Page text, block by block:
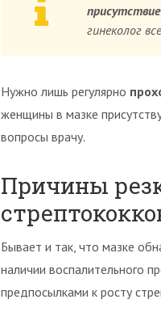
гинеколог
Нужно лишь регулярно
женщины в мазке
вопросы врачу.
Причины
Бывает и так, что мазке
наличии воспалительного
предпосылками к росту